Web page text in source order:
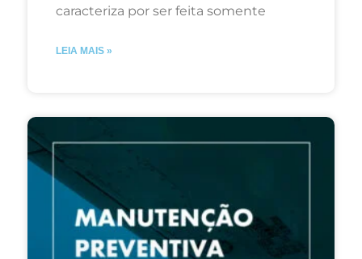
caracteriza por ser feita somente
LEIA MAIS »